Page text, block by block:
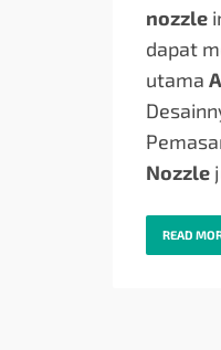
nozzle
dapat
utama
Nozzle
READ